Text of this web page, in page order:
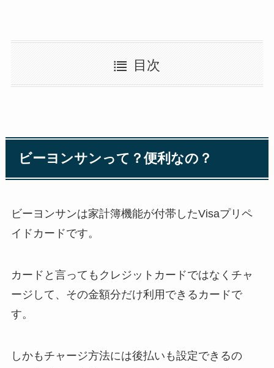
目次
ビーヨンサンって？便利なの？
ビーヨンサンは家計簿機能が付帯したVisaプリペ
イドカードです。
カードと言ってもクレジットカードではなくチャ
ージして、その金額分だけ利用できるカードで
す。
しかもチャージ方法には後払いも設定できるの